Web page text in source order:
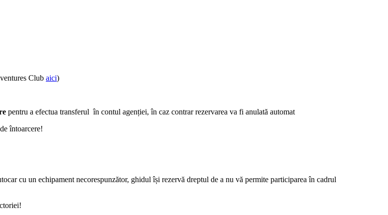
Club aici)
pentru a efectua transferul în contul agenției, în caz contrar rezervarea va fi anulată automat
întoarcere!
cu un echipament necorespunzător, ghidul își rezervă dreptul de a nu vă permite participarea în cadrul